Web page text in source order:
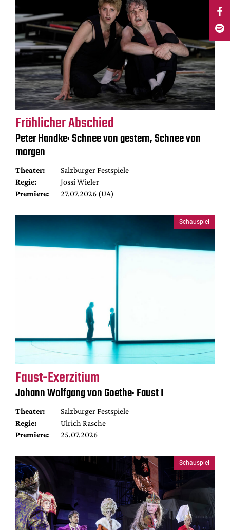
Fröhlicher Abschied
Peter Handke: Schnee von gestern, Schnee von
morgen
Theater:
Salzburger Festspiele
Regie:
Jossi Wieler
Premiere:
27.07.2026 (UA)
Schauspiel
Faust-Exerzitium
Johann Wolfgang von Goethe: Faust I
Theater:
Salzburger Festspiele
Regie:
Ulrich Rasche
Premiere:
25.07.2026
Schauspiel